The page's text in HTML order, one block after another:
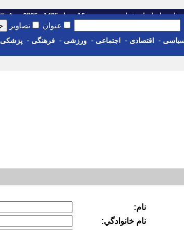
تماس با ما-استخدام جمعه، 16 مرداد 1405 - Fri, 07th Aug 2026
عنوان تصاویر
- اقتصادی - اجتماعی - ورزشی - فرهنگی - پزشکی
نام:
نام خانوادگي: